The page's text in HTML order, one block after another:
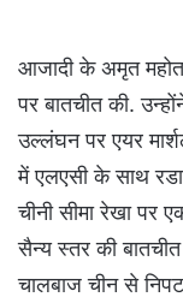
आजादी के अमृत
पर बातचीत की.
उल्लंघन पर एयर
में एलएसी के साथ
चीनी सीमा रेखा पर
सैन्य स्तर की बातचीत
चालबाज चीन से